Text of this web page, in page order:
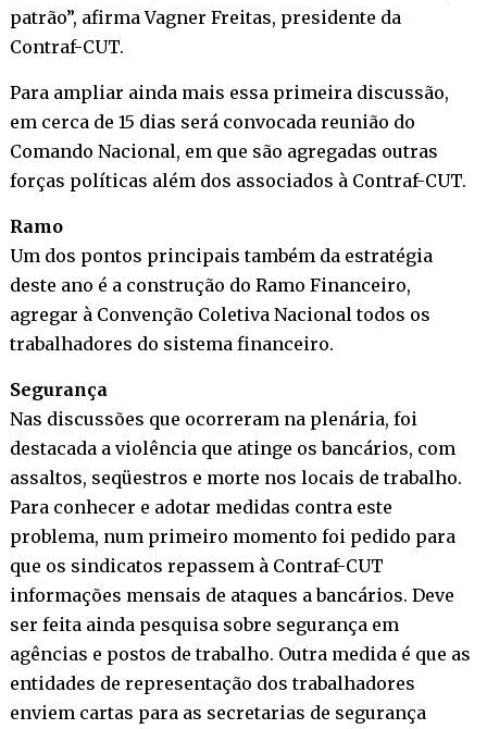
patrão”, afirma Vagner Freitas, presidente da
Contraf-CUT.
Para ampliar ainda mais essa primeira discussão,
em cerca de 15 dias será convocada reunião do
Comando Nacional, em que são agregadas outras
forças políticas além dos associados à Contraf-CUT.
Ramo
Um dos pontos principais também da estratégia
deste ano é a construção do Ramo Financeiro,
agregar à Convenção Coletiva Nacional todos os
trabalhadores do sistema financeiro.
Segurança
Nas discussões que ocorreram na plenária, foi
destacada a violência que atinge os bancários, com
assaltos, seqüestros e morte nos locais de trabalho.
Para conhecer e adotar medidas contra este
problema, num primeiro momento foi pedido para
que os sindicatos repassem à Contraf-CUT
informações mensais de ataques a bancários. Deve
ser feita ainda pesquisa sobre segurança em
agências e postos de trabalho. Outra medida é que as
entidades de representação dos trabalhadores
enviem cartas para as secretarias de segurança